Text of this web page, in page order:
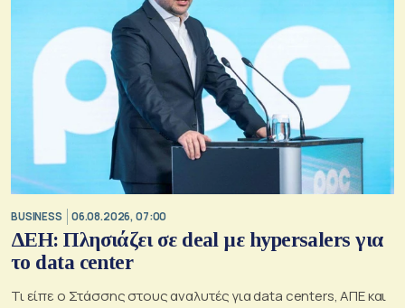
BUSINESS 06.08.2026, 07:00
ΔΕΗ: Πλησιάζει σε deal με hypersalers για
το data center
Τι είπε ο Στάσσης στους αναλυτές για data centers, ΑΠΕ και